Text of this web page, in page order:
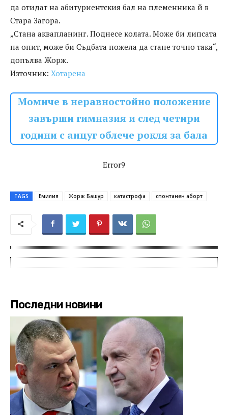
да отидат на абитуриентския бал на племенника й в
Стара Загора.
„Стана аквапланинг. Поднесе колата. Може би липсата
на опит, може би Съдбата пожела да стане точно така“,
допълва Жорж.
Източник: Хотарена
Момиче в неравностойно положение
завърши гимназия и след четири
години с анцуг облече рокля за бала
Error9
TAGS Емилия Жорж Башур катастрофа спонтанен аборт
Последни новини